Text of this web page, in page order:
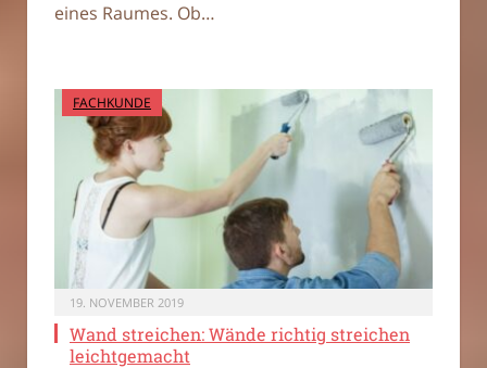
eines Raumes. Ob…
FACHKUNDE
19. NOVEMBER 2019
Wand streichen: Wände richtig streichen
leichtgemacht